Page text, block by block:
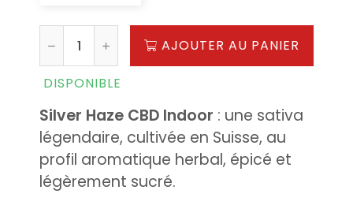
AJOUTER AU PANIER
DISPONIBLE
Silver Haze CBD Indoor : une sativa
légendaire, cultivée en Suisse, au
profil aromatique herbal, épicé et
légèrement sucré.